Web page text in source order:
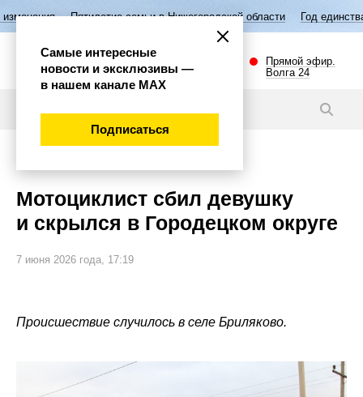
Пятилетие семьи в Нижегородской области Год единства народов
Прямой эфир.
Волга 24
Мотоциклист сбил девушку
и скрылся в Городецком округе
7 июня 2026 года, 17:19
Происшествие случилось в селе Бриляково.
Самые интересные
новости и эксклюзивы —
в нашем канале МАХ
Подписаться